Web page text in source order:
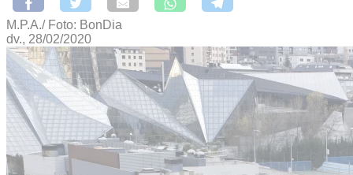
M.P.A./ Foto: BonDia
dv., 28/02/2020